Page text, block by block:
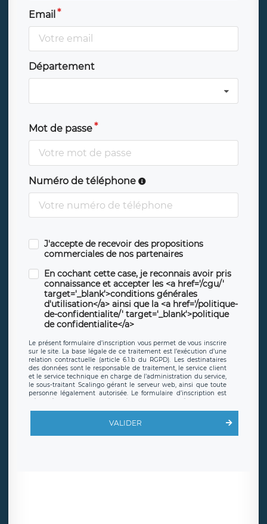
Email
Département
Mot de passe
Numéro de téléphone
J'accepte de recevoir des propositions
commerciales de nos partenaires
En cochant cette case, je reconnais avoir pris
connaissance et accepter les <a href='/cgu/'
target='_blank'>conditions générales
d'utilisation</a> ainsi que la <a href='/politique-
de-confidentialite/' target='_blank'>politique
de confidentialite</a>
Le présent formulaire d’inscription vous permet de vous inscrire
sur le site. La base légale de ce traitement est l’exécution d’une
relation contractuelle (article 6.1.b du RGPD). Les destinataires
des données sont le responsable de traitement, le service client
et le service technique en charge de l’administration du service,
le sous-traitant Scalingo gérant le serveur web, ainsi que toute
personne légalement autorisée. Le formulaire d’inscription est
offrant desclauses de protection conformes au RGPD. Les
en sollicite la suppression, étant entendu que vous pouvez
demander la suppression de vos données et retirer votre
VALIDER